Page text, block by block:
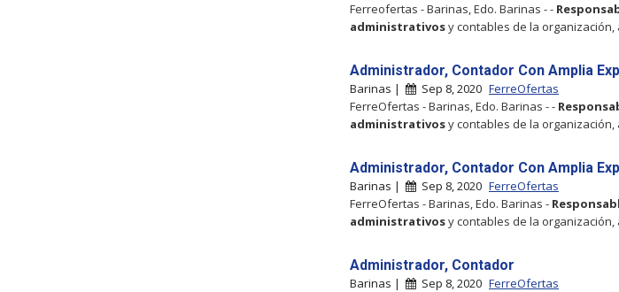
Ferreofertas - Barinas, Edo. Barinas - -
administrativosy contables de la
Administrador, Contador Con Amplia
Barinas | Sep 8, 2020 FerreOfertas
FerreOfertas - Barinas, Edo. Barinas - -
administrativosy contables de la
Administrador, Contador Con Amplia
Barinas | Sep 8, 2020 FerreOfertas
FerreOfertas - Barinas, Edo. Barinas -
administrativosy contables de la
Administrador, Contador
Barinas | Sep 8, 2020 FerreOfertas